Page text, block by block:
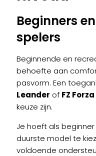
Beginners
spelers
Beginnende en
behoefte aan
pasvorm. Een
Leander of FZ
keuze zijn.
Je hoeft als
duurste model te
voldoende